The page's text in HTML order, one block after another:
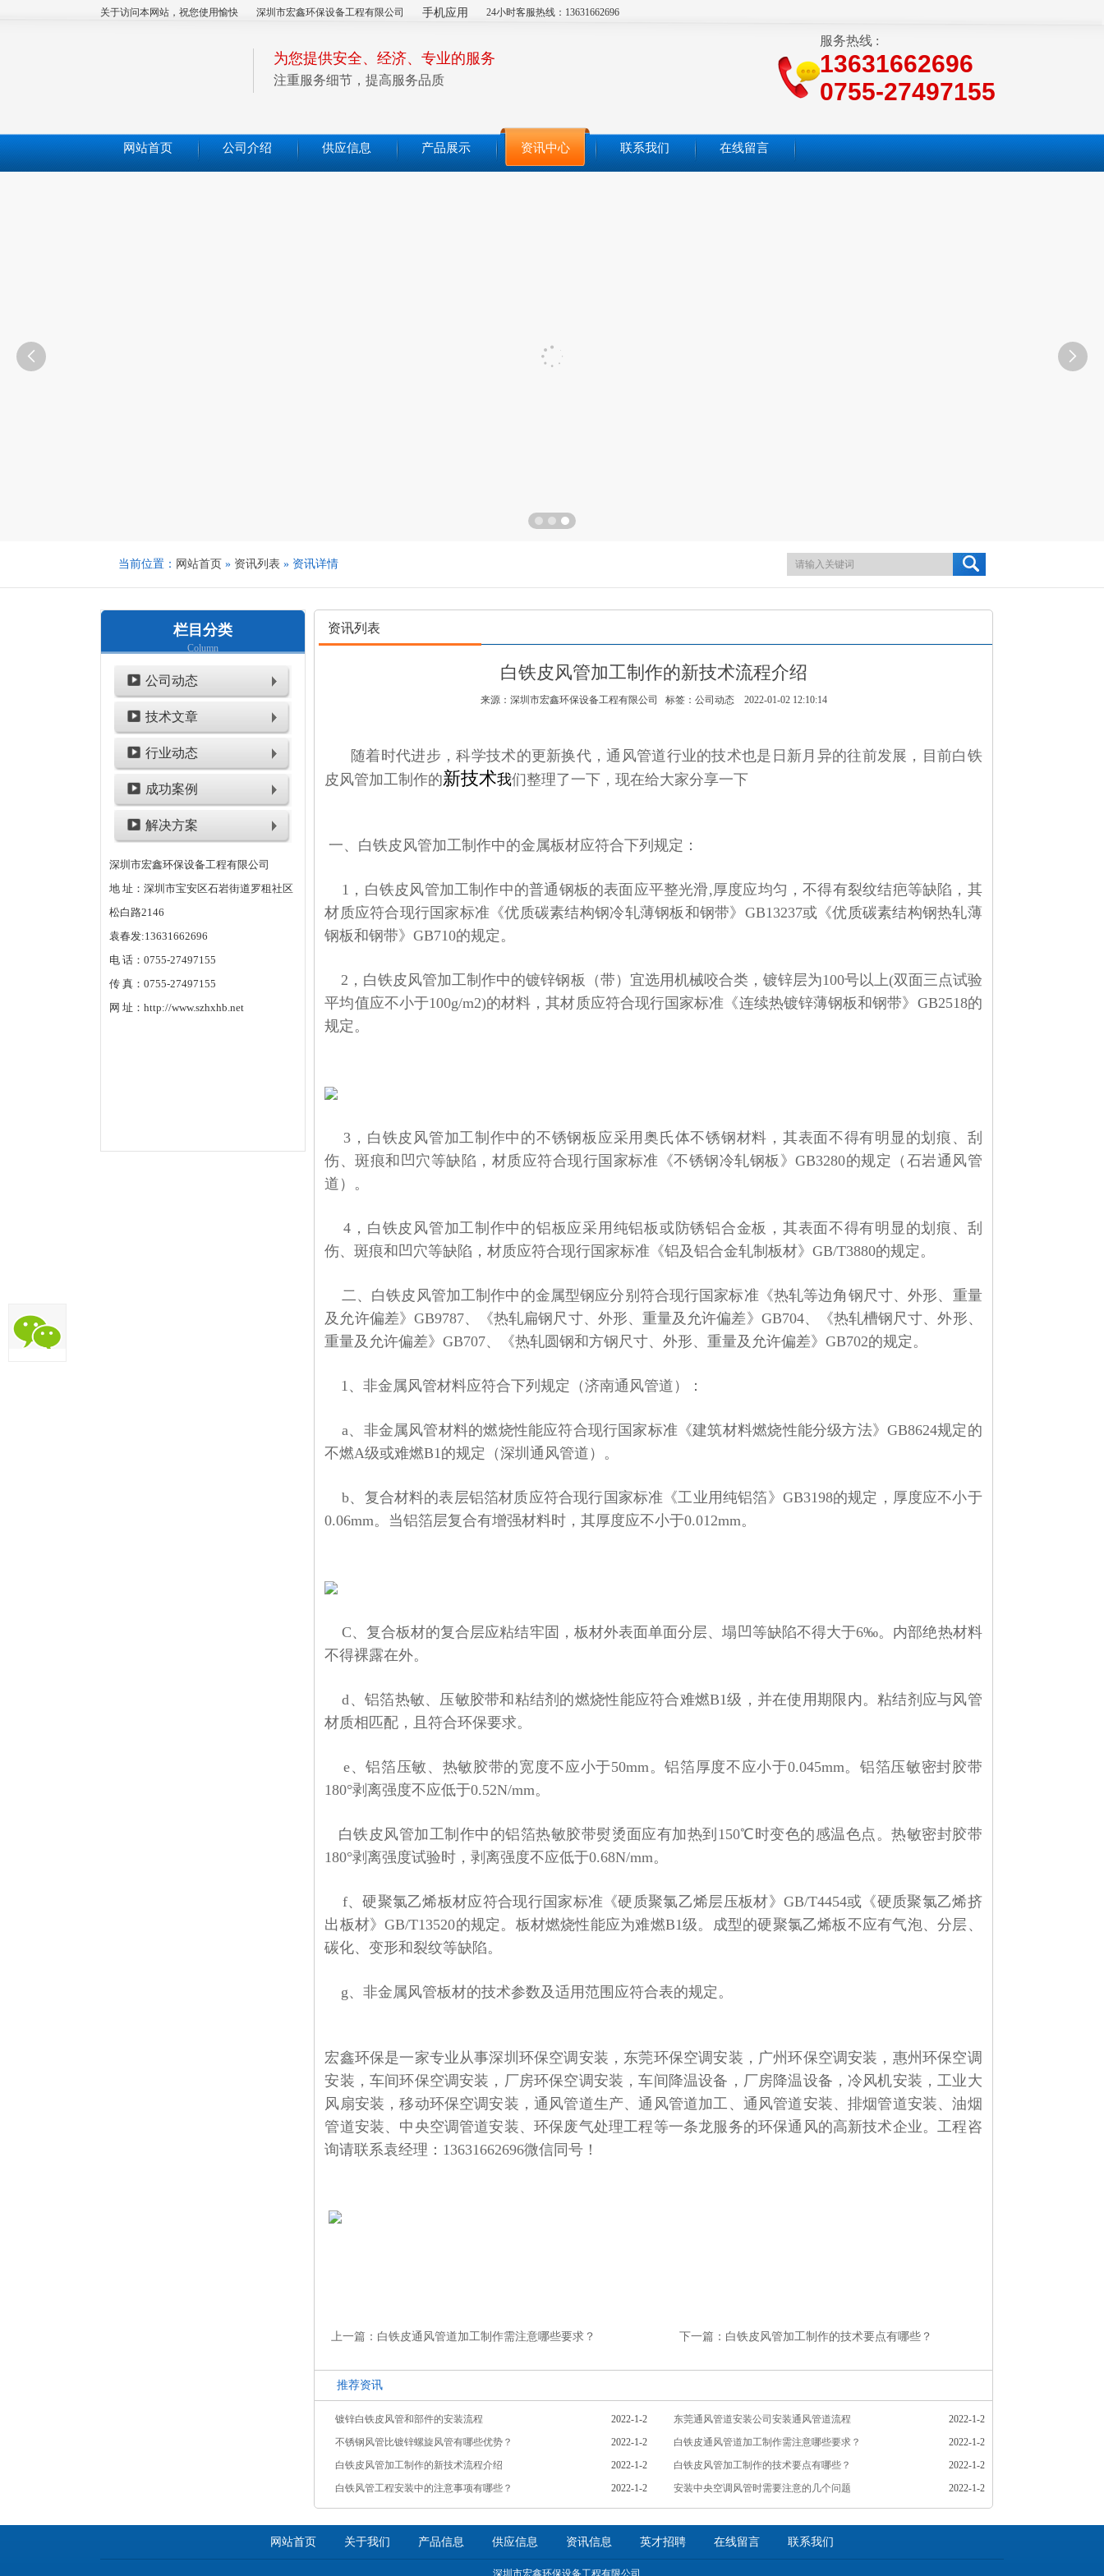
关于访问本网站，祝您使用愉快 深圳市宏鑫环保设备工程有限公司 手机应用 24小时客服热线：13631662696
为您提供安全、经济、专业的服务
注重服务细节，提高服务品质
服务热线 :
13631662696
0755-27497155
网站首页 公司介绍 供应信息 产品展示 资讯中心 联系我们 在线留言
 
当前位置： 网站首页 » 资讯列表 » 资讯详情
栏目分类
Column
公司动态
技术文章
行业动态
成功案例
解决方案
深圳市宏鑫环保设备工程有限公司
地 址：深圳市宝安区石岩街道罗租社区
松白路2146
袁春发:13631662696
电 话：0755-27497155
传 真：0755-27497155
网 址：http://www.szhxhb.net
资讯列表
白铁皮风管加工制作的新技术流程介绍
来源：深圳市宏鑫环保设备工程有限公司 标签：公司动态 2022-01-02 12:10:14
随着时代进步，科学技术的更新换代，通风管道行业的技术也是日新月异的往前发展，目前白铁
皮风管加工制作的新技术我们整理了一下，现在给大家分享一下
一、 白铁皮风管加工制作中的金属板材应符合下列规定：
1， 白铁皮风管加工制作中的普通钢板的表面应平整光滑,厚度应均匀，不得有裂纹结疤等缺陷，其
材质应符合现行国家标准《优质碳素结构钢冷轧薄钢板和钢带》 GB13237或《优质碳素结构钢热轧薄
钢板和钢带》GB710的规定。
2， 白铁皮风管加工制作中的镀锌钢板（带）宜选用机械咬合类，镀锌层为100号以上(双面三点试验
平均值应不小于100g/m2)的材料，其材质应符合现行国家标准《连续热镀锌薄钢板和钢带》 GB2518的
规定。
3， 白铁皮风管加工制作中的不锈钢板应采用奥氏体不锈钢材料，其表面不得有明显的划痕、刮
伤、斑痕和凹穴等缺陷，材质应符合现行国家标准《不锈钢冷轧钢板》GB3280的规定（石岩通风管
道）。
4， 白铁皮风管加工制作中的铝板应采用纯铝板或防锈铝合金板，其表面不得有明显的划痕、刮
伤、斑痕和凹穴等缺陷，材质应符合现行国家标准《铝及铝合金轧制板材》GB/T3880的规定。
二、 白铁皮风管加工制作中的金属型钢应分别符合现行国家标准《热轧等边角钢尺寸、外形、重量
及允许偏差》 GB9787、《热轧扁钢尺寸、外形、重量及允许偏差》 GB704、《热轧槽钢尺寸、外形、
重量及允许偏差》GB707、《热轧圆钢和方钢尺寸、外形、重量及允许偏差》GB702的规定。
1、非金属风管材料应符合下列规定（济南通风管道）：
a、 非金属风管材料的燃烧性能应符合现行国家标准《建筑材料燃烧性能分级方法》 GB8624规定的
不燃A级或难燃B1的规定（深圳通风管道）。
b、 复合材料的表层铝箔材质应符合现行国家标准《工业用纯铝箔》 GB3198的规定，厚度应不小于
0.06mm。当铝箔层复合有增强材料时，其厚度应不小于0.012mm。
C、 复合板材的复合层应粘结牢固，板材外表面单面分层、塌凹等缺陷不得大于6‰。内部绝热材料
不得裸露在外。
d、 铝箔热敏、压敏胶带和粘结剂的燃烧性能应符合难燃B1级，并在使用期限内。粘结剂应与风管
材质相匹配，且符合环保要求。
e、铝箔压敏、热敏胶带的宽度不应小于50mm。铝箔厚度不应小于0.045mm。铝箔压敏密封胶带
180°剥离强度不应低于0.52N/mm。
白铁皮风管加工制作中的铝箔热敏胶带熨烫面应有加热到 150℃时变色的感温色点。热敏密封胶带
180°剥离强度试验时，剥离强度不应低于0.68N/mm。
f、硬聚氯乙烯板材应符合现行国家标准《硬质聚氯乙烯层压板材》 GB/T4454或《硬质聚氯乙烯挤
出板材》GB/T13520的规定。板材燃烧性能应为难燃B1级。成型的硬聚氯乙烯板不应有气泡、分层、
碳化、变形和裂纹等缺陷。
g、非金属风管板材的技术参数及适用范围应符合表的规定。
宏鑫环保是一家专业从事深圳环保空调安装，东莞环保空调安装，广州环保空调安装，惠州环保空调
安装，车间环保空调安装，厂房环保空调安装，车间降温设备，厂房降温设备，冷风机安装，工业大
风扇安装，移动环保空调安装，通风管道生产、通风管道加工、通风管道安装、排烟管道安装、油烟
管道安装、中央空调管道安装、环保废气处理工程等一条龙服务的环保通风的高新技术企业。工程咨
询请联系袁经理： 13631662696微信同号！
上一篇：白铁皮通风管道加工制作需注意哪些要求？ 下一篇：白铁皮风管加工制作的技术要点有哪些？
推荐资讯
2022-1-2
镀锌白铁皮风管和部件的安装流程 2022-1-2
东莞通风管道安装公司安装通风管道流程
2022-1-2
不锈钢风管比镀锌螺旋风管有哪些优势？ 2022-1-2
白铁皮通风管道加工制作需注意哪些要求？
2022-1-2
白铁皮风管加工制作的新技术流程介绍 2022-1-2
白铁皮风管加工制作的技术要点有哪些？
2022-1-2
白铁风管工程安装中的注意事项有哪些？ 2022-1-2
安装中央空调风管时需要注意的几个问题
网站首页 关于我们 产品信息 供应信息 资讯信息 英才招聘 在线留言 联系我们
深圳市宏鑫环保设备工程有限公司